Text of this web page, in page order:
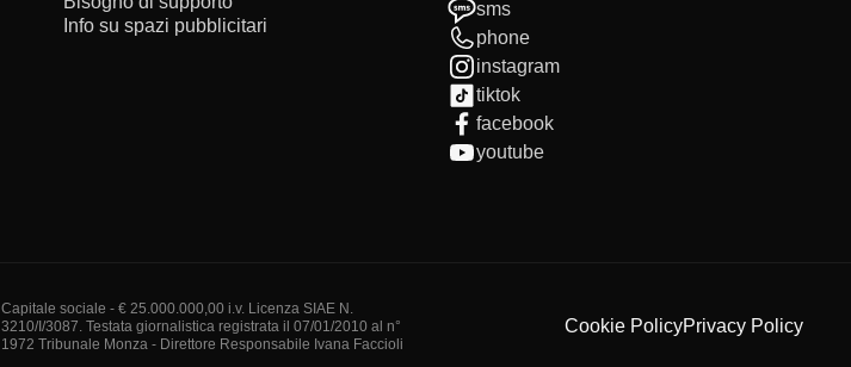
Info su spazi pubblicitari
sms
phone
instagram
tiktok
facebook
youtube
Capitale sociale - € 25.000.000,00 i.v. Licenza SIAE N.
3210/I/3087. Testata giornalistica registrata il 07/01/2010 al n°
1972 Tribunale Monza - Direttore Responsabile Ivana Faccioli
Cookie PolicyPrivacy Policy